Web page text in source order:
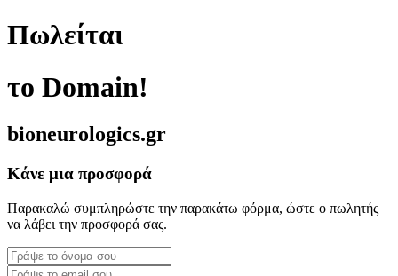
Πωλείται
το Domain!
bioneurologics.gr
Κάνε μια προσφορά
Παρακαλώ συμπληρώστε την παρακάτω φόρμα, ώστε ο πωλητής
να λάβει την προσφορά σας.